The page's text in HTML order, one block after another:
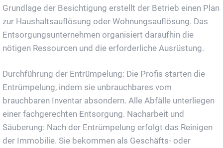
Grundlage der Besichtigung erstellt der Betrieb einen Plan
zur Haushaltsauflösung oder Wohnungsauflösung. Das
Entsorgungsunternehmen organisiert daraufhin die
nötigen Ressourcen und die erforderliche Ausrüstung.
Durchführung der Entrümpelung: Die Profis starten die
Entrümpelung, indem sie unbrauchbares vom
brauchbaren Inventar absondern. Alle Abfälle unterliegen
einer fachgerechten Entsorgung. Nacharbeit und
Säuberung: Nach der Entrümpelung erfolgt das Reinigen
der Immobilie. Sie bekommen als Geschäfts- oder